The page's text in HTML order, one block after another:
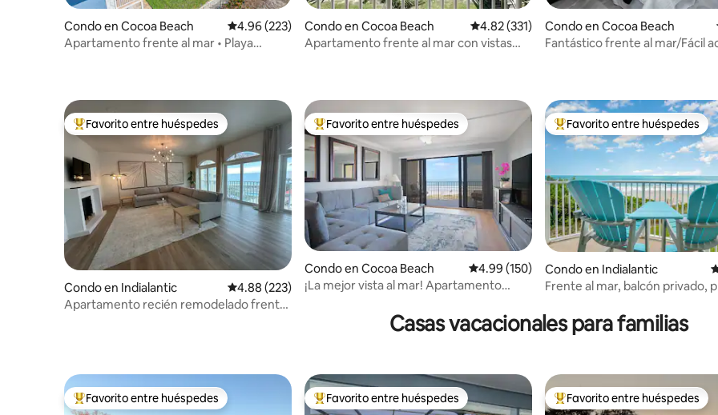
Condo en Cocoa Beach Calificación promedio: 4.96 de 5, 223 reseñas
4.96 (223)
Apartamento frente al mar • Playa
Condo en Cocoa Beach Calificación promedio: 4.82 de 5, 331 reseñas
4.82 (331)
Apartamento frente al mar con vistas
Condo en Cocoa Beach
Fantástico frente al mar/Fácil
Favorito entre huéspedes preferido
Favorito entre huéspedes
Condo en Indialantic Calificación promedio: 4.88 de 5, 223 reseñas
4.88 (223)
Apartamento recién remodelado frente
Favorito entre huéspedes preferido
Favorito entre huéspedes
Condo en Cocoa Beach Calificación promedio: 4.99 de 5, 150 reseñas
4.99 (150)
¡La mejor vista al mar! Apartamento
Favorito entre huéspedes
Favorito entre huéspedes
Condo en Indialantic
Frente al mar, balcón privado,
Casas vacacionales para familias
Favorito entre huéspedes preferido
Favorito entre huéspedes Favorito entre huéspedes preferido
Favorito entre huéspedes Favorito entre huéspedes
Favorito entre huéspedes